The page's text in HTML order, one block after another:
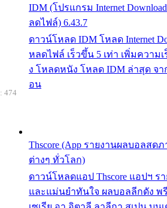
IDM (โปรแกรม Internet
ลดไฟล์) 6.43.7
ดาวน์โหลด IDM โหลด Internet
หลดไฟล์ เร็วขึ้น 5 เท่า เพิ่มความ
ง โหลดหนัง โหลด IDM ล่าสุด จา
อน
Thscore (App รายงานผลบอลสด
ต่างๆ ทั่วโลก)
ดาวน์โหลดแอป Thscore แอปฯ ร
และแม่นยำทันใจ ผลบอลลีกดัง พ
474